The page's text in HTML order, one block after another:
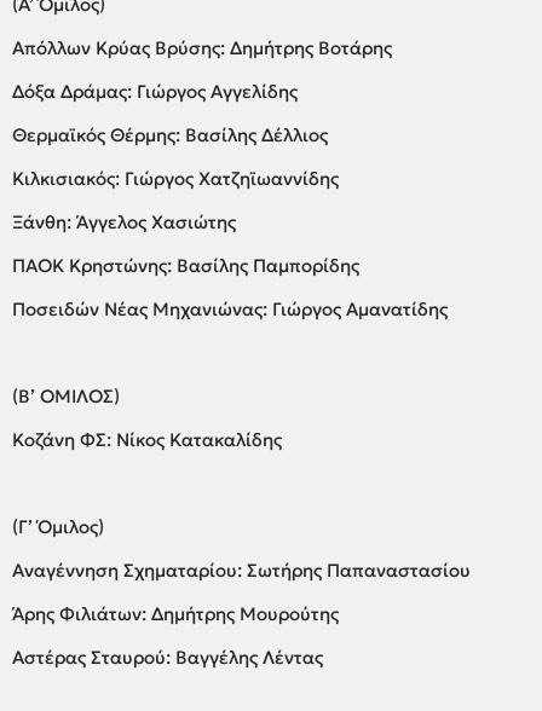
Απόλλων Κρύας Βρύσης: Δημήτρης Βοτάρης
Δόξα Δράμας: Γιώργος Αγγελίδης
Θερμαϊκός Θέρμης: Βασίλης Δέλλιος
Κιλκισιακός: Γιώργος Χατζηϊωαννίδης
Ξάνθη: Άγγελος Χασιώτης
ΠΑΟΚ Κρηστώνης: Βασίλης Παμπορίδης
Ποσειδών Νέας Μηχανιώνας: Γιώργος Αμανατίδης
(Β’ ΟΜΙΛΟΣ)
Κοζάνη ΦΣ: Νίκος Κατακαλίδης
(Γ’ Όμιλος)
Αναγέννηση Σχηματαρίου: Σωτήρης Παπαναστασίου
Άρης Φιλιάτων: Δημήτρης Μουρούτης
Αστέρας Σταυρού: Βαγγέλης Λέντας